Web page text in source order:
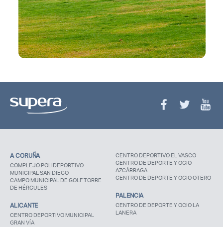
A CORUÑA
COMPLEJO POLIDEPORTIVO
MUNICIPAL SAN DIEGO
CAMPO MUNICIPAL DE GOLF TORRE
DE HÉRCULES
ALICANTE
CENTRO DEPORTIVO MUNICIPAL
GRAN VÍA
CENTRO DEPORTIVO EL VASCO
CENTRO DE DEPORTE Y OCIO
AZCÁRRAGA
CENTRO DE DEPORTE Y OCIO OTERO
PALENCIA
CENTRO DE DEPORTE Y OCIO LA
LANERA